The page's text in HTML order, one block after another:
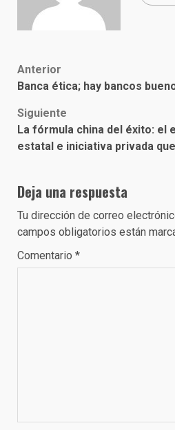
Post
navigation
Anterior
Banca ética; hay bancos
Siguiente
La fórmula china del éxito: el
estatal e iniciativa privada
Deja una respuesta
Tu dirección de correo
campos obligatorios están
Comentario *